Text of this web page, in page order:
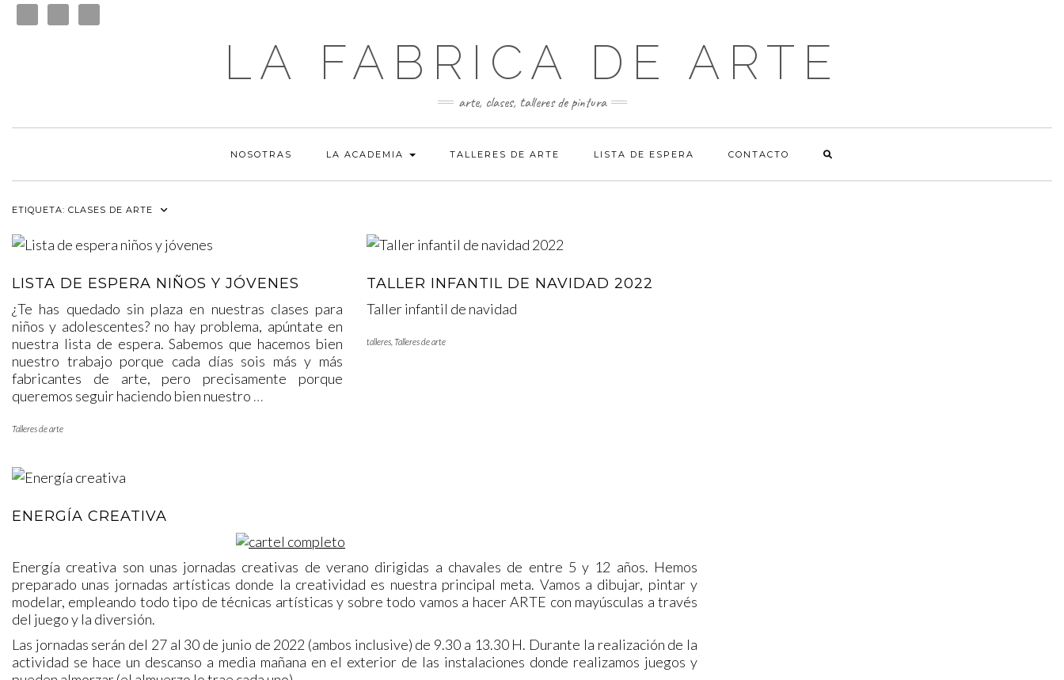
LA FABRICA DE ARTE
arte, clases, talleres de pintura
NOSOTRAS LA ACADEMIA TALLERES DE ARTE LISTA DE ESPERA CONTACTO
ETIQUETA: CLASES DE ARTE
LISTA DE ESPERA NIÑOS Y JÓVENES
¿Te has quedado sin plaza en nuestras clases para
niños y adolescentes? no hay problema, apúntate en
nuestra lista de espera. Sabemos que hacemos bien
nuestro trabajo porque cada días sois más y más
fabricantes de arte, pero precisamente porque
queremos seguir haciendo bien nuestro …
Talleres de arte
TALLER INFANTIL DE NAVIDAD 2022
Taller infantil de navidad
talleres Talleres de arte
ENERGÍA CREATIVA
Energía creativa son unas jornadas creativas de verano dirigidas a chavales de entre 5 y 12 años. Hemos
preparado unas jornadas artísticas donde la creatividad es nuestra principal meta. Vamos a dibujar, pintar y
modelar, empleando todo tipo de técnicas artísticas y sobre todo vamos a hacer ARTE con mayúsculas a través
del juego y la diversión.
Las jornadas serán del 27 al 30 de junio de 2022 (ambos inclusive) de 9.30 a 13.30 H. Durante la realización de la
actividad se hace un descanso a media mañana en el exterior de las instalaciones donde realizamos juegos y